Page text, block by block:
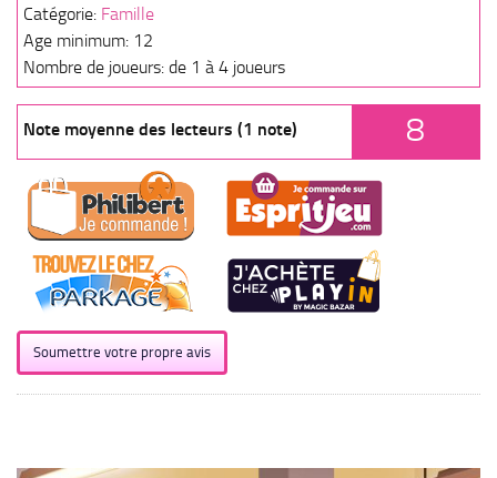
Catégorie: Famille
Age minimum: 12
Nombre de joueurs: de 1 à 4 joueurs
Note moyenne des lecteurs (1 note) 8
Soumettre votre propre avis